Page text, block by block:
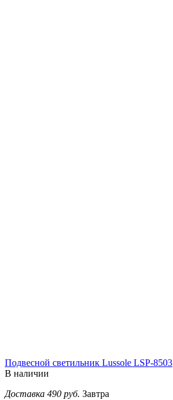
Подвесной светильник Lussole LSP-8503
В наличии
Доставка 490 руб. Завтра